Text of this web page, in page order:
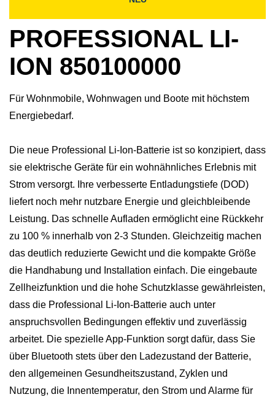
PROFESSIONAL LI-
ION 850100000
Für Wohnmobile, Wohnwagen und Boote mit höchstem
Energiebedarf.
Die neue Professional Li-Ion-Batterie ist so konzipiert, dass
sie elektrische Geräte für ein wohnähnliches Erlebnis mit
Strom versorgt. Ihre verbesserte Entladungstiefe (DOD)
liefert noch mehr nutzbare Energie und gleichbleibende
Leistung. Das schnelle Aufladen ermöglicht eine Rückkehr
zu 100 % innerhalb von 2-3 Stunden. Gleichzeitig machen
das deutlich reduzierte Gewicht und die kompakte Größe
die Handhabung und Installation einfach. Die eingebaute
Zellheizfunktion und die hohe Schutzklasse gewährleisten,
dass die Professional Li-Ion-Batterie auch unter
anspruchsvollen Bedingungen effektiv und zuverlässig
arbeitet. Die spezielle App-Funktion sorgt dafür, dass Sie
über Bluetooth stets über den Ladezustand der Batterie,
den allgemeinen Gesundheitszustand, Zyklen und
Nutzung, die Innentemperatur, den Strom und Alarme für